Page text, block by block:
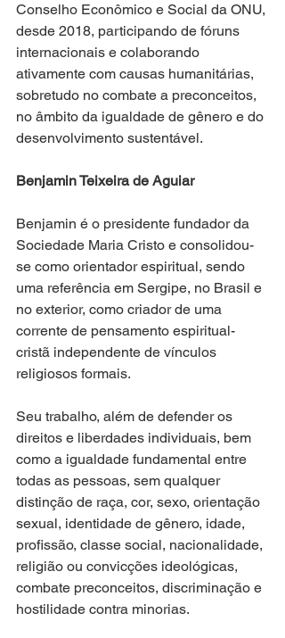
Conselho Econômico e Social da ONU,
desde 2018, participando de fóruns
internacionais e colaborando
ativamente com causas humanitárias,
sobretudo no combate a preconceitos,
no âmbito da igualdade de gênero e do
desenvolvimento sustentável.
Benjamin Teixeira de Aguiar
Benjamin é o presidente fundador da
Sociedade Maria Cristo e consolidou-
se como orientador espiritual, sendo
uma referência em Sergipe, no Brasil e
no exterior, como criador de uma
corrente de pensamento espiritual-
cristã independente de vínculos
religiosos formais.
Seu trabalho, além de defender os
direitos e liberdades individuais, bem
como a igualdade fundamental entre
todas as pessoas, sem qualquer
distinção de raça, cor, sexo, orientação
sexual, identidade de gênero, idade,
profissão, classe social, nacionalidade,
religião ou convicções ideológicas,
combate preconceitos, discriminação e
hostilidade contra minorias.